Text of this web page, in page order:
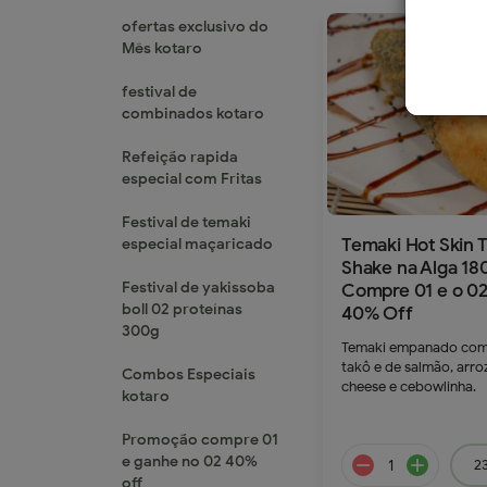
ofertas exclusivo do
Mês kotaro
festival de
combinados kotaro
Refeição rapida
especial com Fritas
Festival de temaki
especial maçaricado
Festival de yakissoba
boll 02 proteínas
300g
Combos Especiais
kotaro
Promoção compre 01
e ganhe no 02 40%
off
Temaki Hot Skin
Shake na Alga
Compre 01 e o
40% Off
Temaki empanado
takô e de salmão,
cheese e cebowlinha.